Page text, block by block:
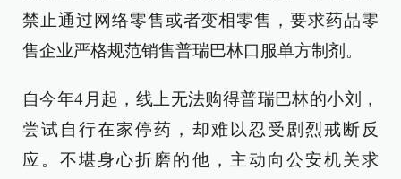
禁止通过网络零售或者变相零售，要求药品零
售企业严格规范销售普瑞巴林口服单方制剂。
自今年4月起，线上无法购得普瑞巴林的小刘，
尝试自行在家停药，却难以忍受剧烈戒断反
应。不堪身心折磨的他，主动向公安机关求